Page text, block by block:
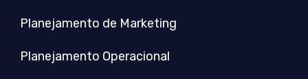
Planejamento de Marketing
Planejamento Operacional